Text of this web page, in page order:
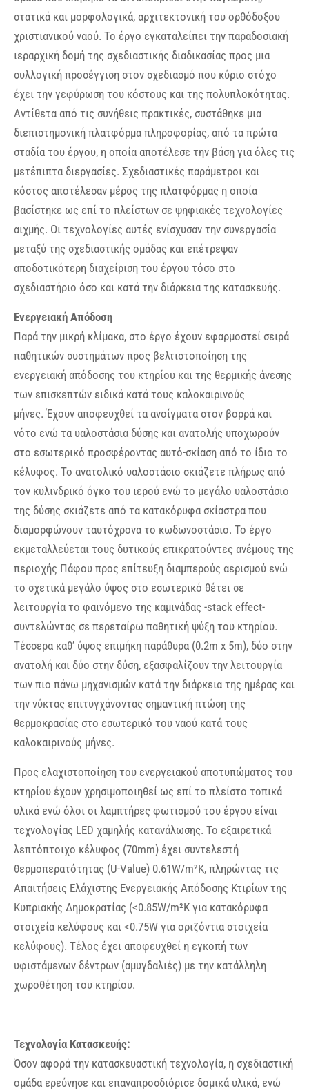
στατικά και μορφολογικά, αρχιτεκτονική του ορθόδοξου
χριστιανικού ναού. Το έργο εγκαταλείπει την παραδοσιακή
ιεραρχική δομή της σχεδιαστικής διαδικασίας προς μια
συλλογική προσέγγιση στον σχεδιασμό που κύριο στόχο
έχει την γεφύρωση του κόστους και της πολυπλοκότητας.
Αντίθετα από τις συνήθεις πρακτικές, συστάθηκε μια
διεπιστημονική πλατφόρμα πληροφορίας, από τα πρώτα
σταδία του έργου, η οποία αποτέλεσε την βάση για όλες τις
μετέπιπτα διεργασίες. Σχεδιαστικές παράμετροι και
κόστος αποτέλεσαν μέρος της πλατφόρμας η οποία
βασίστηκε ως επί το πλείστων σε ψηφιακές τεχνολογίες
αιχμής. Οι τεχνολογίες αυτές ενίσχυσαν την συνεργασία
μεταξύ της σχεδιαστικής ομάδας και επέτρεψαν
αποδοτικότερη διαχείριση του έργου τόσο στο
σχεδιαστήριο όσο και κατά την διάρκεια της κατασκευής.
Ενεργειακή Απόδοση
Παρά την μικρή κλίμακα, στο έργο έχουν εφαρμοστεί σειρά
παθητικών συστημάτων προς βελτιστοποίηση της
ενεργειακή απόδοσης του κτηρίου και της θερμικής άνεσης
των επισκεπτών ειδικά κατά τους καλοκαιρινούς
μήνες. Έχουν αποφευχθεί τα ανοίγματα στον βορρά και
νότο ενώ τα υαλοστάσια δύσης και ανατολής υποχωρούν
στο εσωτερικό προσφέροντας αυτό-σκίαση από το ίδιο το
κέλυφος. Το ανατολικό υαλοστάσιο σκιάζετε πλήρως από
τον κυλινδρικό όγκο του ιερού ενώ το μεγάλο υαλοστάσιο
της δύσης σκιάζετε από τα κατακόρυφα σκίαστρα που
διαμορφώνουν ταυτόχρονα το κωδωνοστάσιο. Το έργο
εκμεταλλεύεται τους δυτικούς επικρατούντες ανέμους της
περιοχής Πάφου προς επίτευξη διαμπερούς αερισμού ενώ
το σχετικά μεγάλο ύψος στο εσωτερικό θέτει σε
λειτουργία το φαινόμενο της καμινάδας -stack effect-
συντελώντας σε περεταίρω παθητική ψύξη του κτηρίου.
Τέσσερα καθ’ ύψος επιμήκη παράθυρα (0.2m x 5m), δύο στην
ανατολή και δύο στην δύση, εξασφαλίζουν την λειτουργία
των πιο πάνω μηχανισμών κατά την διάρκεια της ημέρας και
την νύκτας επιτυγχάνοντας σημαντική πτώση της
θερμοκρασίας στο εσωτερικό του ναού κατά τους
καλοκαιρινούς μήνες.
Προς ελαχιστοποίηση του ενεργειακού αποτυπώματος του
κτηρίου έχουν χρησιμοποιηθεί ως επί το πλείστο τοπικά
υλικά ενώ όλοι οι λαμπτήρες φωτισμού του έργου είναι
τεχνολογίας LED χαμηλής κατανάλωσης. Το εξαιρετικά
λεπτόπτοιχο κέλυφος (70mm) έχει συντελεστή
θερμοπερατότητας (U-Value) 0.61W/m²K, πληρώντας τις
Απαιτήσεις Ελάχιστης Ενεργειακής Απόδοσης Κτιρίων της
Κυπριακής Δημοκρατίας (<0.85W/m²K για κατακόρυφα
στοιχεία κελύφους και <0.75W για οριζόντια στοιχεία
κελύφους). Τέλος έχει αποφευχθεί η εγκοπή των
υφιστάμενων δέντρων (αμυγδαλιές) με την κατάλληλη
χωροθέτηση του κτηρίου.
Τεχνολογία Κατασκευής:
Όσον αφορά την κατασκευαστική τεχνολογία, η σχεδιαστική
ομάδα ερεύνησε και επαναπροσδιόρισε δομικά υλικά, ενώ